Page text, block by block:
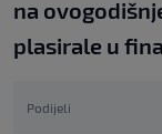
na
plasirale u
Podijeli